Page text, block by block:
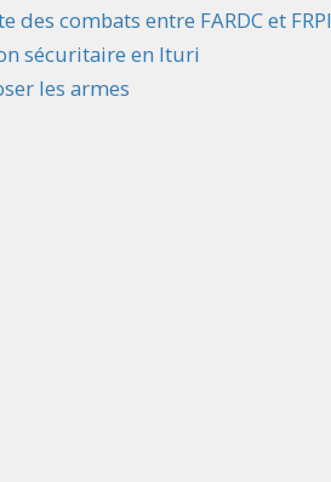
combats entre FARDC et FRPI
sécuritaire en Ituri
les armes